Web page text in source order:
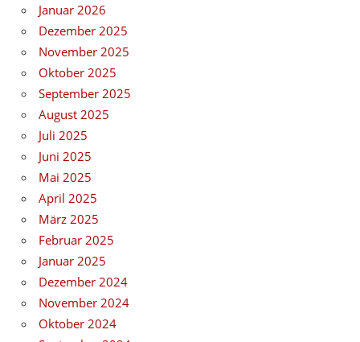
Januar 2026
Dezember 2025
November 2025
Oktober 2025
September 2025
August 2025
Juli 2025
Juni 2025
Mai 2025
April 2025
März 2025
Februar 2025
Januar 2025
Dezember 2024
November 2024
Oktober 2024